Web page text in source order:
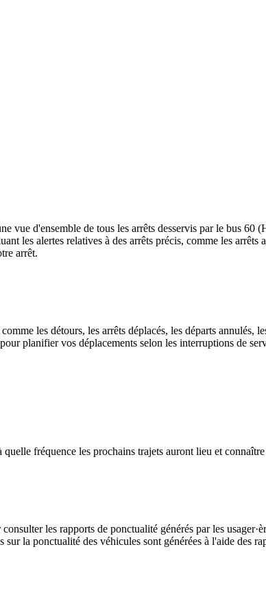
d'ensemble de tous les arrêts desservis par le bus 60
les alertes relatives à des arrêts précis, comme les arrêts
arrêt.
les détours, les arrêts déplacés, les départs annulés,
planifier vos déplacements selon les interruptions de
fréquence les prochains trajets auront lieu et
consulter les rapports de ponctualité générés par les
la ponctualité des véhicules sont générées à l'aide des